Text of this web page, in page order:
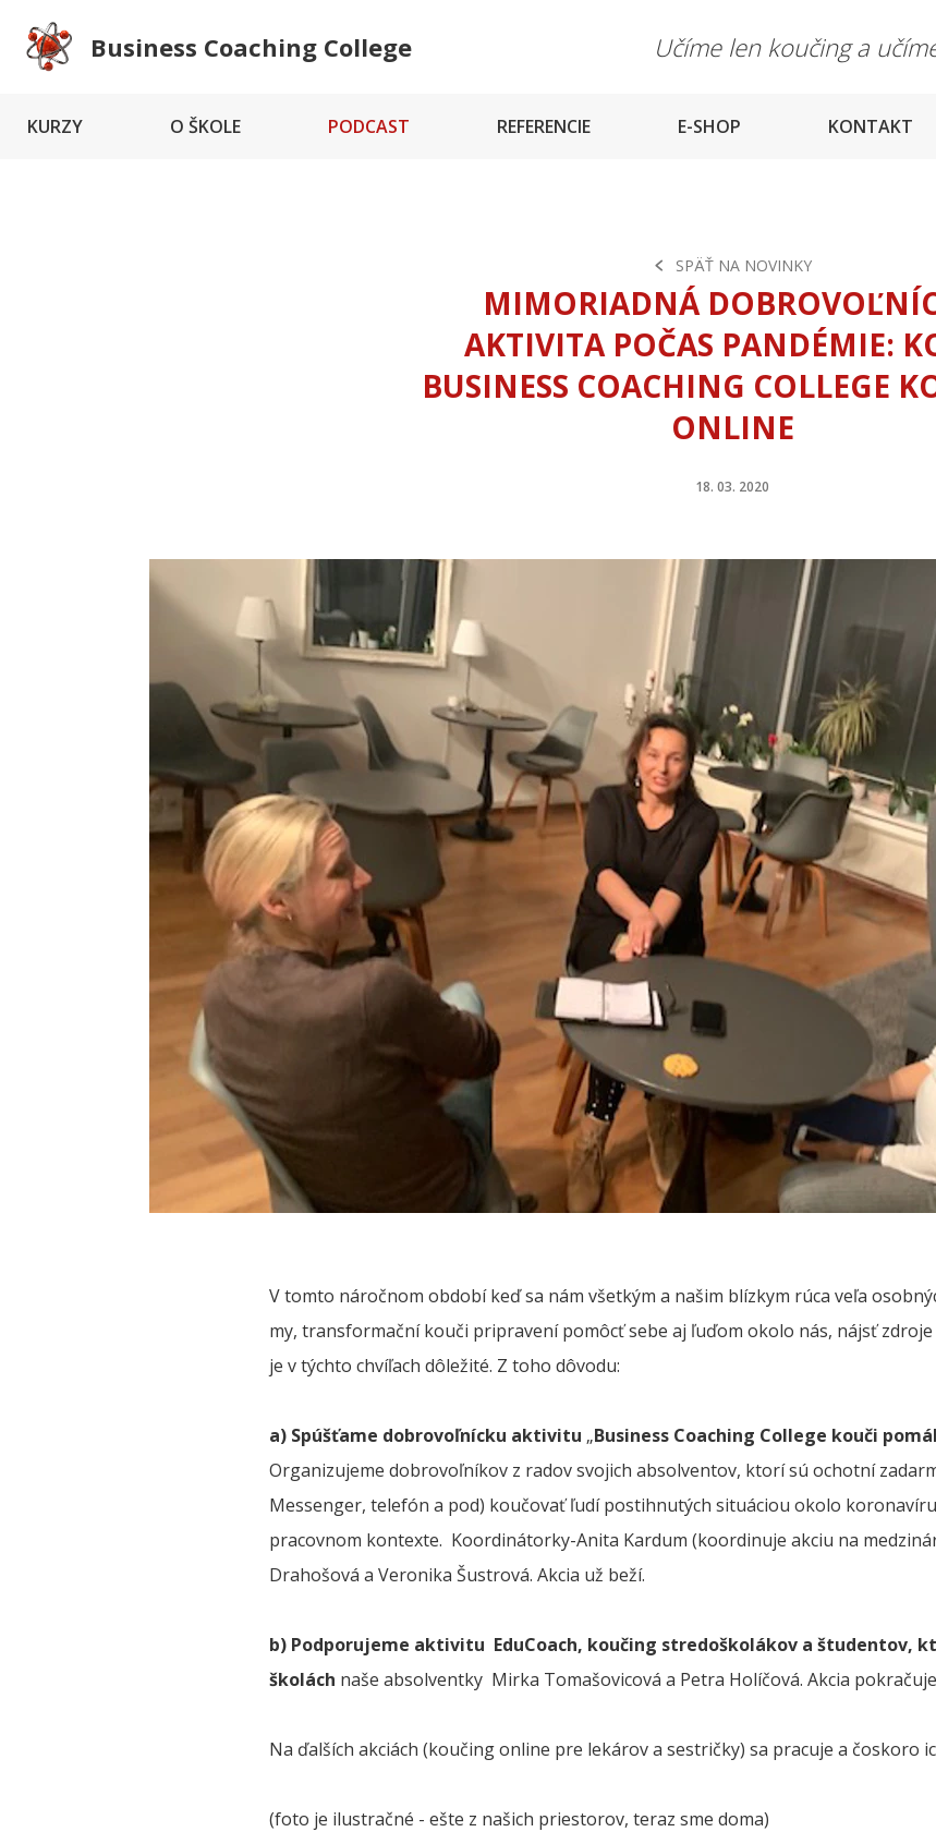
Business Coaching College Učíme len koučing a
KURZY O ŠKOLE PODCAST REFERENCIE E-SHOP KONTAKT
SPÄŤ NA NOVINKY
MIMORIADNÁ
AKTIVITA POČAS PANDÉMIE:
BUSINESS COACHING COLLEGE
ONLINE
18. 03. 2020
V tomto náročnom období keď sa nám všetkým a našim blízkym rúca veľa
my, transformační kouči pripravení pomôcť sebe aj ľuďom okolo nás, nájsť
je v týchto chvíľach dôležité. Z toho dôvodu:
a) Spúšťame dobrovoľnícku aktivitu „Business Coaching College kouči
Organizujeme dobrovoľníkov z radov svojich absolventov, ktorí sú ochotní
Messenger, telefón a pod) koučovať ľudí postihnutých situáciou okolo
pracovnom kontexte. Koordinátorky-Anita Kardum (koordinuje akciu na
Drahošová a Veronika Šustrová. Akcia už beží.
b) Podporujeme aktivitu EduCoach, koučing stredoškolákov a študentov,
školách naše absolventky Mirka Tomašovicová a Petra Holíčová. Akcia
Na ďalších akciách (koučing online pre lekárov a sestričky) sa pracuje a čoskoro
(foto je ilustračné - ešte z našich priestorov, teraz sme doma)